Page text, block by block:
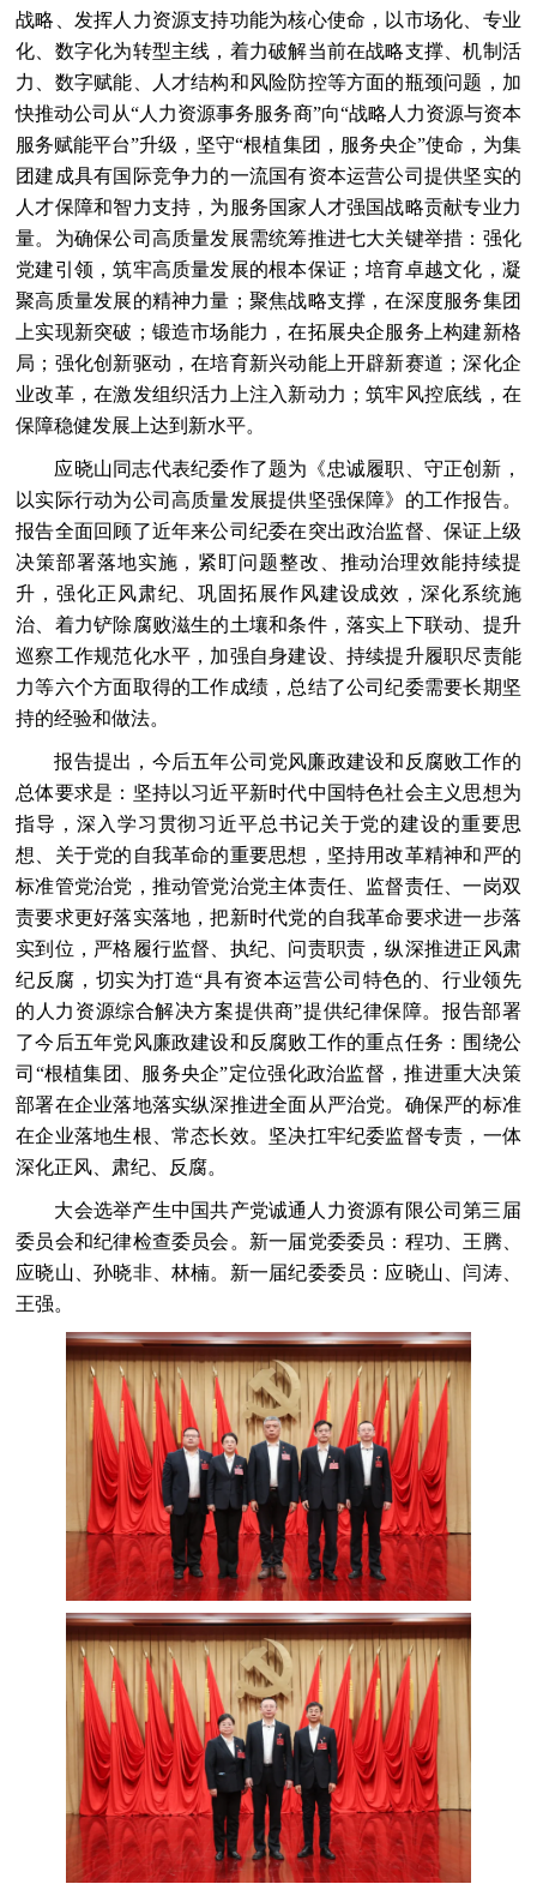
战略、发挥人力资源支持功能为核心使命，以市场化、专业
化、数字化为转型主线，着力破解当前在战略支撑、机制活
力、数字赋能、人才结构和风险防控等方面的瓶颈问题，加
快推动公司从“人力资源事务服务商”向“战略人力资源与资本
服务赋能平台”升级，坚守“根植集团，服务央企”使命，为集
团建成具有国际竞争力的一流国有资本运营公司提供坚实的
人才保障和智力支持，为服务国家人才强国战略贡献专业力
量。为确保公司高质量发展需统筹推进七大关键举措：强化
党建引领，筑牢高质量发展的根本保证；培育卓越文化，凝
聚高质量发展的精神力量；聚焦战略支撑，在深度服务集团
上实现新突破；锻造市场能力，在拓展央企服务上构建新格
局；强化创新驱动，在培育新兴动能上开辟新赛道；深化企
业改革，在激发组织活力上注入新动力；筑牢风控底线，在
保障稳健发展上达到新水平。
应晓山同志代表纪委作了题为《忠诚履职、守正创新，
以实际行动为公司高质量发展提供坚强保障》的工作报告。
报告全面回顾了近年来公司纪委在突出政治监督、保证上级
决策部署落地实施，紧盯问题整改、推动治理效能持续提
升，强化正风肃纪、巩固拓展作风建设成效，深化系统施
治、着力铲除腐败滋生的土壤和条件，落实上下联动、提升
巡察工作规范化水平，加强自身建设、持续提升履职尽责能
力等六个方面取得的工作成绩，总结了公司纪委需要长期坚
持的经验和做法。
报告提出，今后五年公司党风廉政建设和反腐败工作的
总体要求是：坚持以习近平新时代中国特色社会主义思想为
指导，深入学习贯彻习近平总书记关于党的建设的重要思
想、关于党的自我革命的重要思想，坚持用改革精神和严的
标准管党治党，推动管党治党主体责任、监督责任、一岗双
责要求更好落实落地，把新时代党的自我革命要求进一步落
实到位，严格履行监督、执纪、问责职责，纵深推进正风肃
纪反腐，切实为打造“具有资本运营公司特色的、行业领先
的人力资源综合解决方案提供商”提供纪律保障。报告部署
了今后五年党风廉政建设和反腐败工作的重点任务：围绕公
司“根植集团、服务央企”定位强化政治监督，推进重大决策
部署在企业落地落实纵深推进全面从严治党。确保严的标准
在企业落地生根、常态长效。坚决扛牢纪委监督专责，一体
深化正风、肃纪、反腐。
大会选举产生中国共产党诚通人力资源有限公司第三届
委员会和纪律检查委员会。新一届党委委员：程功、王腾、
应晓山、孙晓非、林楠。新一届纪委委员：应晓山、闫涛、
王强。